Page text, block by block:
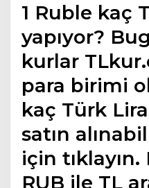
1 Ruble kaç
yapıyor?
kurlar
para birimi
kaç Türk
satın
için tıklayın.
RUB ile TL